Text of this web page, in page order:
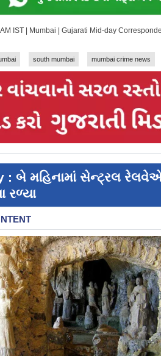
IST | Mumbai | Gujarati Mid-day
south mumbai mumbai crime news
: બે મહિનામાં સેન્ટ્રલ
રળ્યા